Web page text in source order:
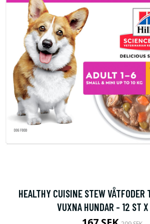
HEALTHY CUISINE STEW VÅTFODER
VUXNA HUNDAR - 12 ST